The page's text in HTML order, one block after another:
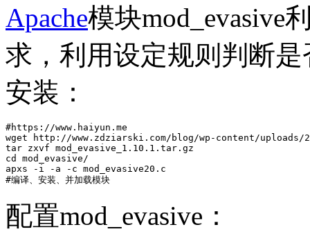
Apache模块mod_evasive
求，利用设定规则判断
安装：
#https://www.haiyun.me
wget http://www.zdziarski.com/blog/wp-content/uploads/
tar zxvf mod_evasive_1.10.1.tar.gz
cd mod_evasive/
apxs -i -a -c mod_evasive20.c
#编译、安装、并加载模块
配置mod_evasive：